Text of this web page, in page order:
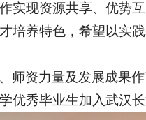
实现资源共享、优势
培养特色，希望以实
师资力量及发展成果
优秀毕业生加入武汉长